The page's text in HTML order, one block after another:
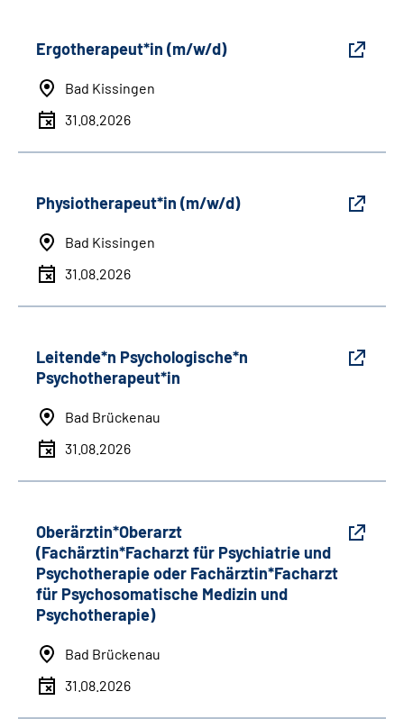
Ergotherapeut*in (m/w/d)
Bad Kissingen
31.08.2026
Physiotherapeut*in (m/w/d)
Bad Kissingen
31.08.2026
Leitende*n Psychologische*n
Psychotherapeut*in
Bad Brückenau
31.08.2026
Oberärztin*Oberarzt
(Fachärztin*Facharzt für Psychiatrie und
Psychotherapie oder Fachärztin*Facharzt
für Psychosomatische Medizin und
Psychotherapie)
Bad Brückenau
31.08.2026